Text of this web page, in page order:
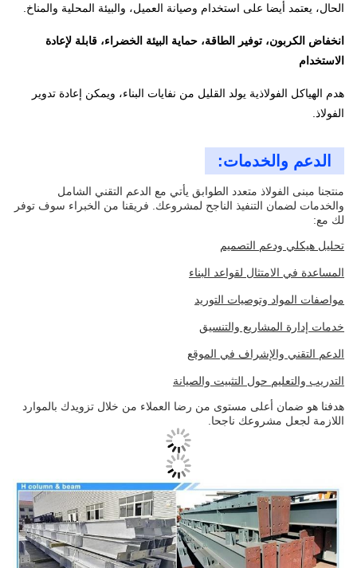
الحال، يعتمد أيضا على استخدام وصيانة العميل، والبيئة المحلية والمناخ.
انخفاض الكربون، توفير الطاقة، حماية البيئة الخضراء، قابلة لإعادة
الاستخدام
هدم الهياكل الفولاذية يولد القليل من نفايات البناء، ويمكن إعادة تدوير
الفولاذ.
الدعم والخدمات:
منتجنا مبنى الفولاذ متعدد الطوابق يأتي مع الدعم التقني الشامل
والخدمات لضمان التنفيذ الناجح لمشروعك. فريقنا من الخبراء سوف توفر
لك مع:
تحليل هيكلي ودعم التصميم
المساعدة في الامتثال لقواعد البناء
مواصفات المواد وتوصيات التوريد
خدمات إدارة المشاريع والتنسيق
الدعم التقني والإشراف في الموقع
التدريب والتعليم حول التثبيت والصيانة
هدفنا هو ضمان أعلى مستوى من رضا العملاء من خلال تزويدك بالموارد
اللازمة لجعل مشروعك ناجحا.